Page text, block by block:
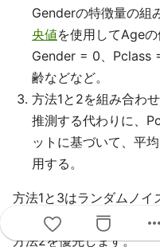
Genderの特徴量の組
央値を使用してAge
Gender = 0、Pclass
齢などなど。
方法1と2を組み合わ
推測する代わりに、
ットに基づいて、平
用する。
方法1と3はランダムノイ
り、複数回の実行結果
方法2を優先します。
more_horiz